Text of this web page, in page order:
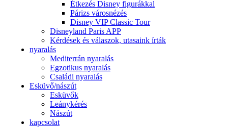
Étkezés Disney figurákkal
Párizs városnézés
Disney VIP Classic Tour
Disneyland Paris APP
Kérdések és válaszok, utasaink írták
nyaralás
Mediterrán nyaralás
Egzotikus nyaralás
Családi nyaralás
Esküvő/nászút
Esküvők
Leánykérés
Nászút
kapcsolat